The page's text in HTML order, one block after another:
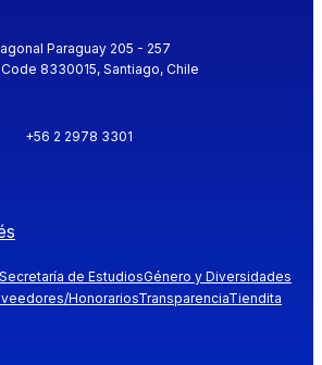
Paraguay 205 - 257
8330015, Santiago, Chile
+56 2 2978 3301
Secretaría de EstudiosGénero y Diversidades
HonorariosTransparenciaTiendita